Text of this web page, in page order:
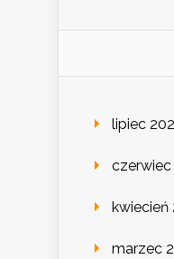
lipiec
czerwiec
kwiecień
marzec